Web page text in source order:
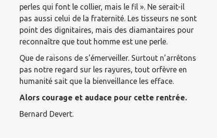
perles qui font le collier, mais le fil ». Ne serait-il
pas aussi celui de la fraternité. Les tisseurs ne sont
point des dignitaires, mais des diamantaires pour
reconnaître que tout homme est une perle.
Que de raisons de s’émerveiller. Surtout n’arrêtons
pas notre regard sur les rayures, tout orfèvre en
humanité sait que la bienveillance les efface.
Alors courage et audace pour cette rentrée.
Bernard Devert.